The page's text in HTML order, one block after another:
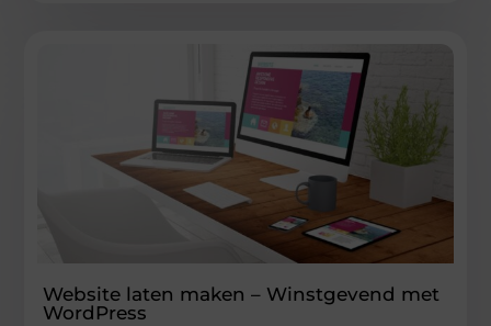
Website laten maken – Winstgevend met
WordPress